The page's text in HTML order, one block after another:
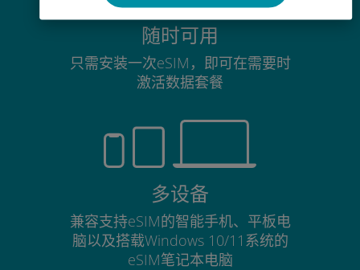
随时可用
只需安装一次eSIM，即可在需要时
激活数据套餐
多设备
兼容支持eSIM的智能手机、平板电
脑以及搭载Windows 10/11系统的
eSIM笔记本电脑